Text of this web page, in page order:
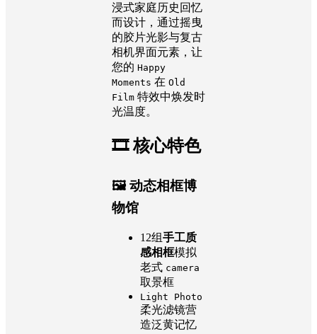
浸式家庭历史回忆
而设计，通过摇曳
的胶片光影与复古
相机界面元素，让
您的 Happy
Moments 在 Old
Film 特效中焕发时
光温度。
🎞️ 核心特色
🖼️ 动态相框博
物馆
12组手工质
感相框模拟
老式 camera
取景框
Light Photo
柔光滤镜营
造泛黄记忆